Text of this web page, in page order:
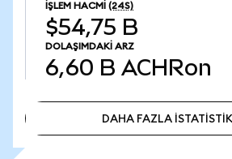
İŞLEM HACMI (24S)
$54,75 B
DOLAŞIMDAKI ARZ
6,60 B ACHRon
DAHA FAZLA